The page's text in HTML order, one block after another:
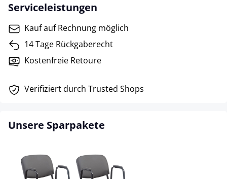
Serviceleistungen
Kauf auf Rechnung möglich
14 Tage Rückgaberecht
Kostenfreie Retoure
Verifiziert durch Trusted Shops
Unsere Sparpakete